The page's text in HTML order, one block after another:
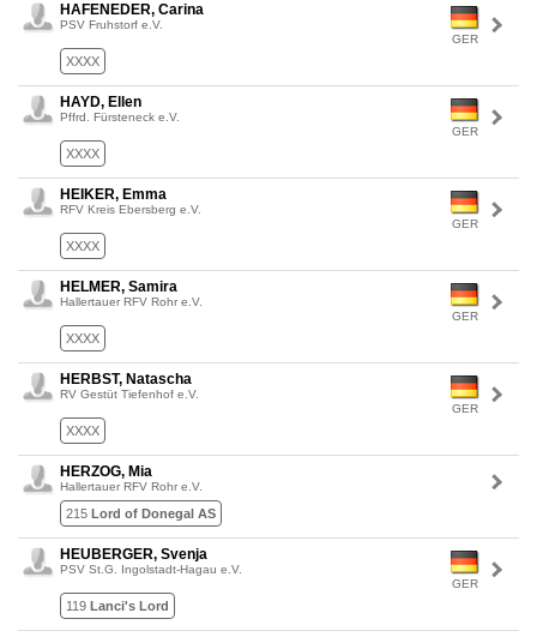
GER
HAFENEDER, Carina
PSV Fruhstorf e.V.
XXXX
GER
HAYD, Ellen
Pffrd. Fürsteneck e.V.
XXXX
GER
HEIKER, Emma
RFV Kreis Ebersberg e.V.
XXXX
GER
HELMER, Samira
Hallertauer RFV Rohr e.V.
XXXX
GER
HERBST, Natascha
RV Gestüt Tiefenhof e.V.
XXXX
HERZOG, Mia
Hallertauer RFV Rohr e.V.
215 Lord of Donegal AS
GER
HEUBERGER, Svenja
PSV St.G. Ingolstadt-Hagau e.V.
119 Lanci's Lord